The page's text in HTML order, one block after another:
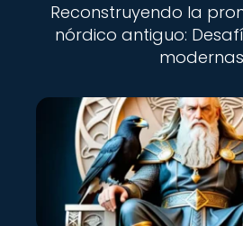
Reconstruyendo la
nórdico antiguo:
modernas